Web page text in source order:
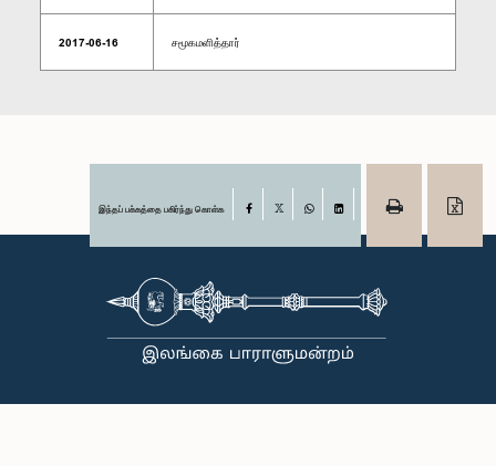
2017-06-16 சமூகமளித்தார்
இந்தப் பக்கத்தை பகிர்ந்து கொள்க Facebook